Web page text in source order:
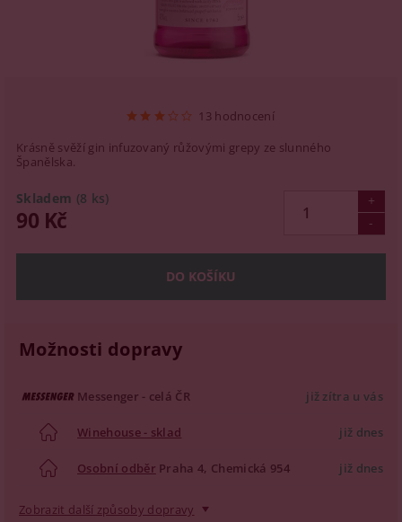
13 hodnocení
Krásně svěží gin infuzovaný růžovými grepy ze slunného
Španělska.
Skladem (8 ks)
90 Kč
Možnosti dopravy
Messenger - celá ČR již zítra u vás
Winehouse - sklad již dnes
Osobní odběr Praha 4, Chemická 954 již dnes
Zobrazit další způsoby dopravy